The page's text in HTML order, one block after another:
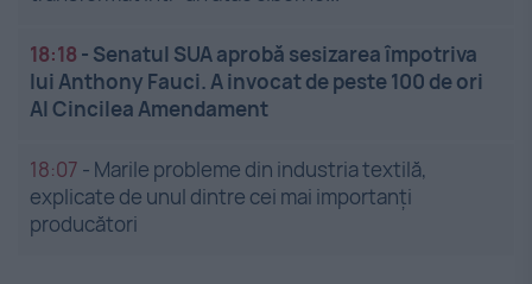
18:18 - Senatul SUA aprobă sesizarea împotriva
lui Anthony Fauci. A invocat de peste 100 de ori
Al Cincilea Amendament
18:07 - Marile probleme din industria textilă,
explicate de unul dintre cei mai importanți
producători